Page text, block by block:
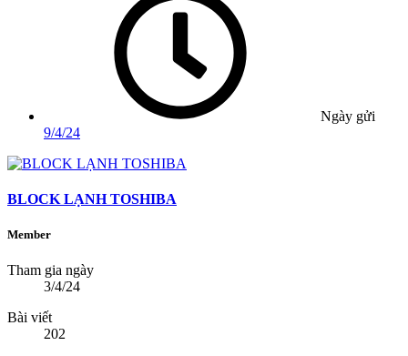
Ngày gửi
9/4/24
BLOCK LẠNH TOSHIBA
Member
Tham gia ngày
3/4/24
Bài viết
202